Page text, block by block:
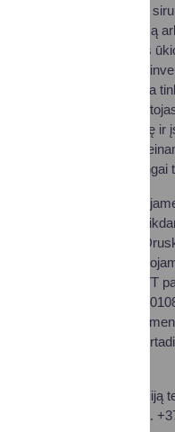
invertuotojo cukraus
centai) už bičių šeimą
ekologinės gamybos
daugiau kaip už 15 l
mokestis (PVM) nėra
nesantis PVM
cukraus sirupo) vertę
kompensuoti viršija
mažinama
Papildomai
rugsėjo 1 d., prieš
Paslaugų skyriaus
dokumentai,
poreikį atvykti į VMVT
tarifai) ir +370 5 242
suinteresuotiems
pirmadieniais –
Išsamesnę informaciją
14, Druskininkai), tel.